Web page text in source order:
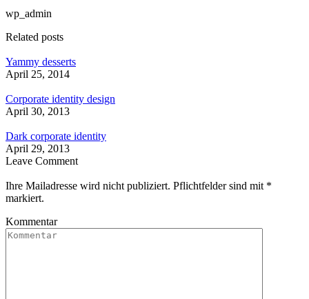
wp_admin
Related posts
Yammy desserts
April 25, 2014
Corporate identity design
April 30, 2013
Dark corporate identity
April 29, 2013
Leave Comment
Ihre Mailadresse wird nicht publiziert. Pflichtfelder sind mit *
markiert.
Kommentar